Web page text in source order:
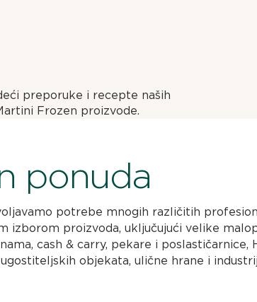
preporuke i recepte naših
Frozen proizvode.
ponuda
potrebe mnogih različitih
izborom proizvoda, uključujući velike
cash & carry, pekare i poslastičarnice,
objekata, ulične hrane i